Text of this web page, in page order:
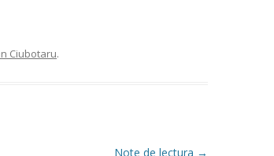
Ciubotaru.
Note de lectura →